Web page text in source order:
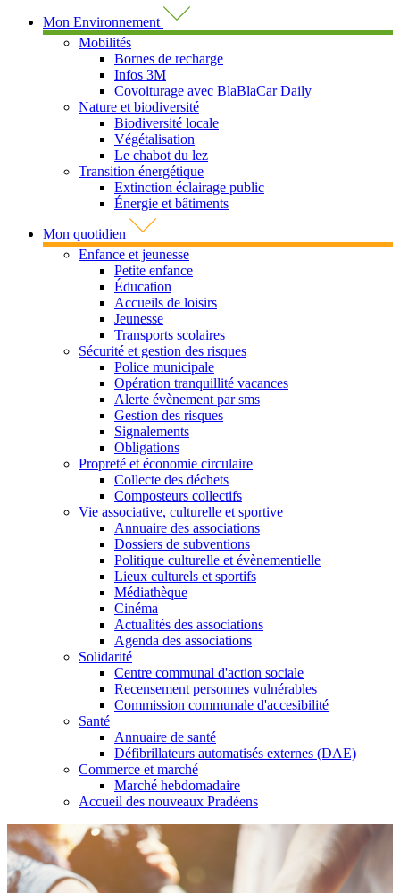
Mon Environnement
Mobilités
Bornes de recharge
Infos 3M
Covoiturage avec BlaBlaCar Daily
Nature et biodiversité
Biodiversité locale
Végétalisation
Le chabot du lez
Transition énergétique
Extinction éclairage public
Énergie et bâtiments
Mon quotidien
Enfance et jeunesse
Petite enfance
Éducation
Accueils de loisirs
Jeunesse
Transports scolaires
Sécurité et gestion des risques
Police municipale
Opération tranquillité vacances
Alerte évènement par sms
Gestion des risques
Signalements
Obligations
Propreté et économie circulaire
Collecte des déchets
Composteurs collectifs
Vie associative, culturelle et sportive
Annuaire des associations
Dossiers de subventions
Politique culturelle et évènementielle
Lieux culturels et sportifs
Médiathèque
Cinéma
Actualités des associations
Agenda des associations
Solidarité
Centre communal d'action sociale
Recensement personnes vulnérables
Commission communale d'accesibilité
Santé
Annuaire de santé
Défibrillateurs automatisés externes (DAE)
Commerce et marché
Marché hebdomadaire
Accueil des nouveaux Pradéens